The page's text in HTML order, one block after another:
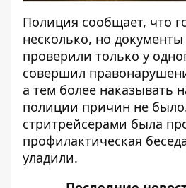
Полиция сообщает, что
несколько, но документы
проверили только у
совершил
а тем более наказывать
полиции причин не
стритрейсерами была
профилактическая
уладили.